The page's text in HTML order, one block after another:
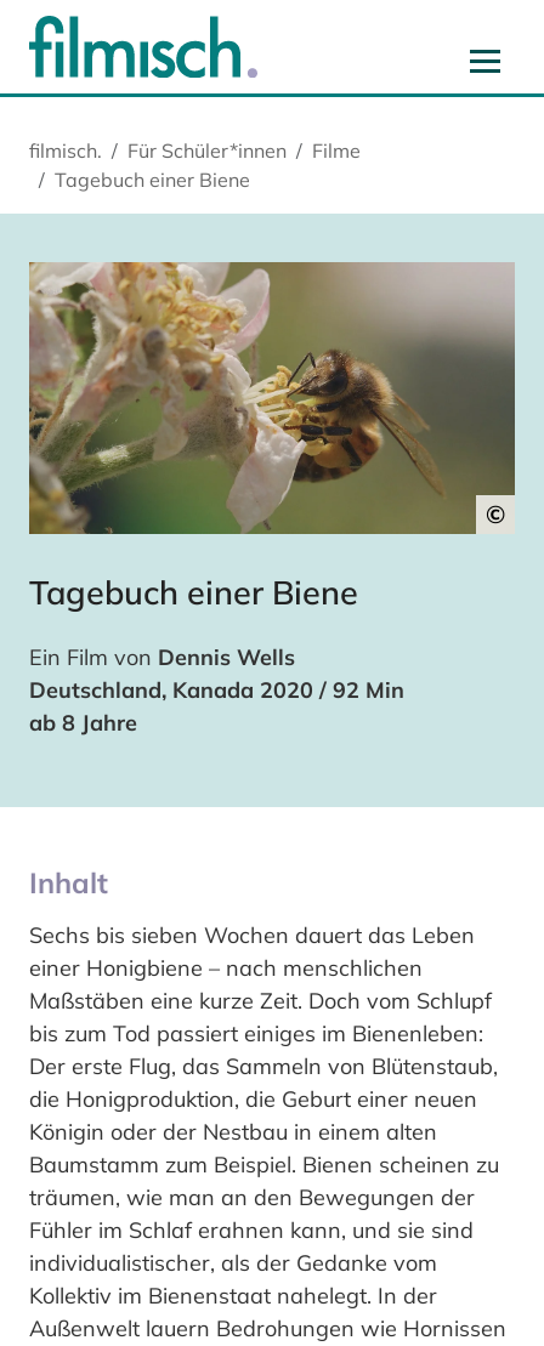
Hauptinhalt springen
Hauptnavigation springen
Cookie-Einstellungen springen
Startseite springen
filmisch. Für Schüler*innen
Filme
Tagebuch einer Biene
©
Tagebuch einer Biene
Ein Film von Dennis Wells
Deutschland, Kanada 2020 / 92 Min
ab 8 Jahre
Inhalt
Sechs bis sieben Wochen dauert das Leben
einer Honigbiene – nach menschlichen
Maßstäben eine kurze Zeit. Doch vom Schlupf
bis zum Tod passiert einiges im Bienenleben:
Der erste Flug, das Sammeln von Blütenstaub,
die Honigproduktion, die Geburt einer neuen
Königin oder der Nestbau in einem alten
Baumstamm zum Beispiel. Bienen scheinen zu
träumen, wie man an den Bewegungen der
Fühler im Schlaf erahnen kann, und sie sind
individualistischer, als der Gedanke vom
Kollektiv im Bienenstaat nahelegt. In der
Außenwelt lauern Bedrohungen wie Hornissen